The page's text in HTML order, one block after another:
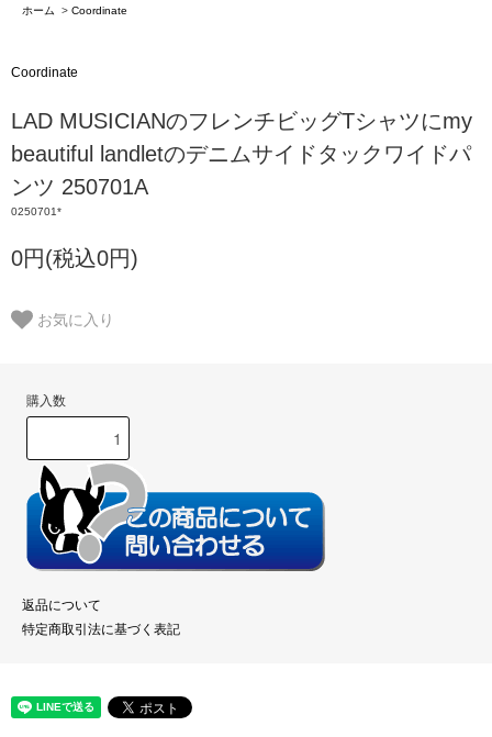
ホーム > Coordinate
Coordinate
LAD MUSICIANのフレンチビッグTシャツにmy
beautiful landletのデニムサイドタックワイドパ
ンツ 250701A
0250701*
0円(税込0円)
お気に入り
購入数
返品について
特定商取引法に基づく表記